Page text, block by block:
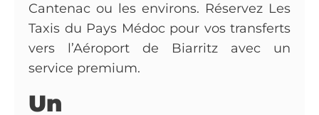
Cantenac ou les environs. Réservez Les
Taxis du Pays Médoc pour vos transferts
vers l’Aéroport de Biarritz avec un
service premium.
Un